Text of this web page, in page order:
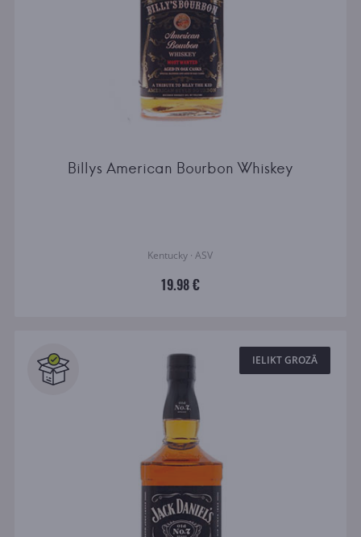
Billys American Bourbon Whiskey
Kentucky · ASV
19.98 €
IELIKT GROZĀ